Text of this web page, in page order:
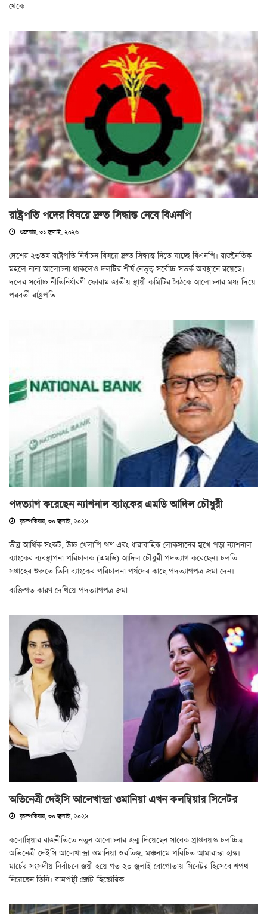
থেকে
রাষ্ট্রপতি পদের বিষয়ে দ্রুত সিদ্ধান্ত নেবে বিএনপি
শুক্রবার, ৩১ জুলাই, ২০২৬
দেশের ২৩তম রাষ্ট্রপতি নির্বাচন বিষয়ে দ্রুত সিদ্ধান্ত নিতে যাচ্ছে বিএনপি। রাজনৈতিক
মহলে নানা আলোচনা থাকলেও দলটির শীর্ষ নেতৃত্ব সর্বোচ্চ সতর্ক অবস্থানে রয়েছে।
দলের সর্বোচ্চ নীতিনির্ধারণী ফোরাম জাতীয় স্থায়ী কমিটির বৈঠকে আলোচনার মধ্য দিয়ে
পরবর্তী রাষ্ট্রপতি
পদত্যাগ করেছেন ন্যাশনাল ব্যাংকের এমডি আদিল চৌধুরী
বৃহস্পতিবার, ৩০ জুলাই, ২০২৬
তীব্র আর্থিক সংকট, উচ্চ খেলাপি ঋণ এবং ধারাবাহিক লোকসানের মুখে পড়া ন্যাশনাল
ব্যাংকের ব্যবস্থাপনা পরিচালক (এমডি) আদিল চৌধুরী পদত্যাগ করেছেন। চলতি
সপ্তাহের শুরুতে তিনি ব্যাংকের পরিচালনা পর্ষদের কাছে পদত্যাগপত্র জমা দেন।
ব্যক্তিগত কারণ দেখিয়ে পদত্যাগপত্র জমা
অভিনেত্রী দেইসি আলেখান্দ্রা ওমানিয়া এখন কলম্বিয়ার সিনেটর
বৃহস্পতিবার, ৩০ জুলাই, ২০২৬
কলোম্বিয়ার রাজনীতিতে নতুন আলোচনার জন্ম দিয়েছেন সাবেক প্রাপ্তবয়স্ক চলচ্চিত্র
অভিনেত্রী দেইসি আলেখান্দ্রা ওমানিয়া ওরতিজ়, মঞ্চনামে পরিচিত আমারান্তা হাঙ্ক।
মার্চের সংসদীয় নির্বাচনে জয়ী হয়ে গত ২০ জুলাই বোগোতায় সিনেটর হিসেবে শপথ
নিয়েছেন তিনি। বামপন্থী জোট 'হিস্টোরিক